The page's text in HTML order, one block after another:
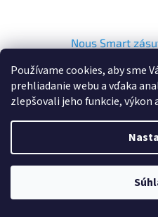
Používame cookies, aby sme
prehliadanie webu a vďaka
zlepšovali jeho funkcie,
Nous Smart
Priemerné
hodnotenie
z
5